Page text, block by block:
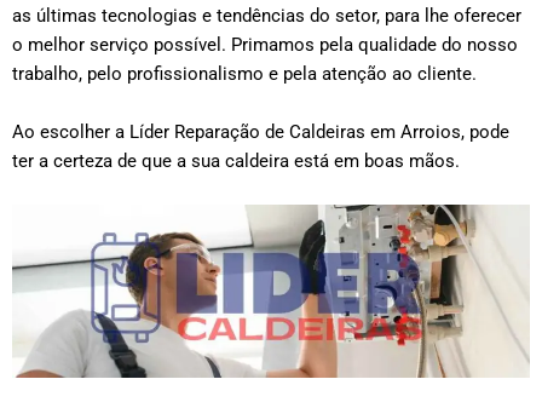
as últimas tecnologias e tendências do setor, para lhe oferecer
o melhor serviço possível. Primamos pela qualidade do nosso
trabalho, pelo profissionalismo e pela atenção ao cliente.
Ao escolher a Líder Reparação de Caldeiras em Arroios, pode
ter a certeza de que a sua caldeira está em boas mãos.